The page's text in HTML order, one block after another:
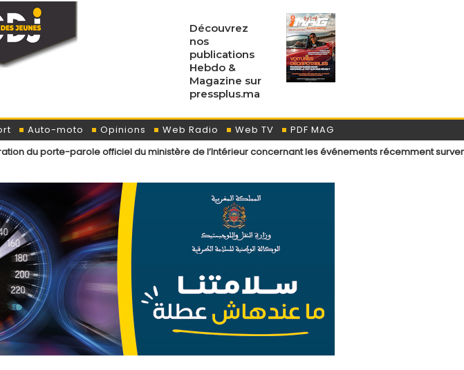
Découvrez
nos
publications
Hebdo &
Magazine sur
pressplus.ma
Auto-moto Opinions Web Radio Web TV
PDF MAG
officiel du ministère de l’Intérieur concernant les événements récemment survenus aux points